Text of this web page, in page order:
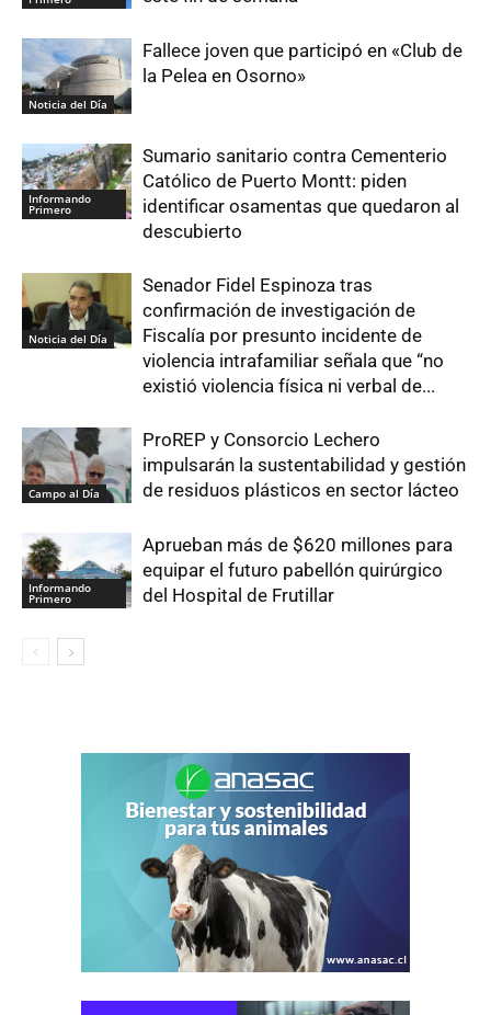
Noticia del Día
Fallece joven que participó en «Club de
la Pelea en Osorno»
Informando
Primero
Sumario sanitario contra Cementerio
Católico de Puerto Montt: piden
identificar osamentas que quedaron al
descubierto
Noticia del Día
Senador Fidel Espinoza tras
confirmación de investigación de
Fiscalía por presunto incidente de
violencia intrafamiliar señala que “no
existió violencia física ni verbal de...
Campo al Día
ProREP y Consorcio Lechero
impulsarán la sustentabilidad y gestión
de residuos plásticos en sector lácteo
Informando
Primero
Aprueban más de $620 millones para
equipar el futuro pabellón quirúrgico
del Hospital de Frutillar